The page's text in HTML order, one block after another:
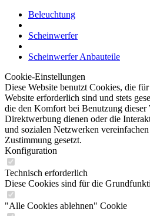
Beleuchtung
Scheinwerfer
Scheinwerfer Anbauteile
Cookie-Einstellungen
Diese Website benutzt Cookies, die
Website erforderlich sind und stets
die den Komfort bei Benutzung dieser
Direktwerbung dienen oder die
und sozialen Netzwerken
Zustimmung gesetzt.
Konfiguration
Technisch erforderlich
Diese Cookies sind für die
"Alle Cookies ablehnen" Cookie